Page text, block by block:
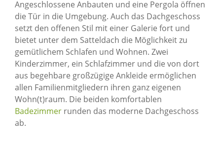
Angeschlossene Anbauten und eine Pergola öffnen
die Tür in die Umgebung. Auch das Dachgeschoss
setzt den offenen Stil mit einer Galerie fort und
bietet unter dem Satteldach die Möglichkeit zu
gemütlichem Schlafen und Wohnen. Zwei
Kinderzimmer, ein Schlafzimmer und die von dort
aus begehbare großzügige Ankleide ermöglichen
allen Familienmitgliedern ihren ganz eigenen
Wohn(t)raum. Die beiden komfortablen
Badezimmer runden das moderne Dachgeschoss
ab.